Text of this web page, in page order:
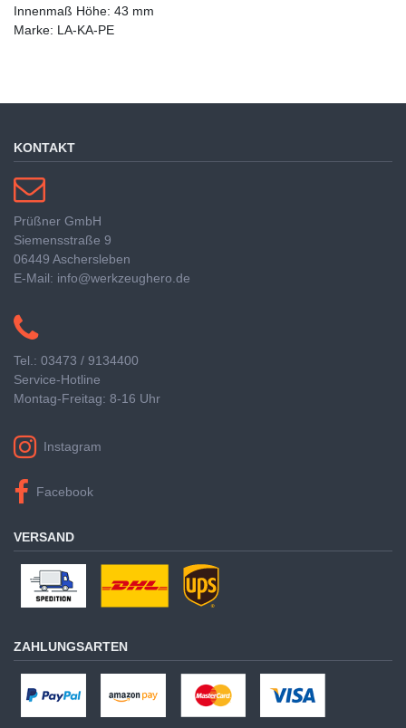
Innenmaß Höhe: 43 mm
Marke: LA-KA-PE
KONTAKT
Prüßner GmbH
Siemensstraße 9
06449 Aschersleben
E-Mail: info@werkzeughero.de
Tel.: 03473 / 9134400
Service-Hotline
Montag-Freitag: 8-16 Uhr
Instagram
Facebook
VERSAND
ZAHLUNGSARTEN